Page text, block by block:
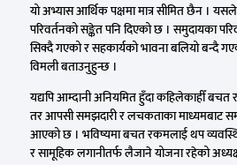
यो अभ्यास आर्थिक पक्षमा मात्र सीमित छैन ।
परिवर्तनको सङ्केत पनि दिएको छ । समुदायका
सिक्दै गएको र सहकार्यको भावना बलियो बन्दै
विमली बताउनुहुन्छ ।
यद्यपि आम्दानी अनियमित हुँदा कहिलेकाहीँ
तर आपसी समझदारी र लचकताका माध्यमबाट
आएको छ । भविष्यमा बचत रकमलाई थप व्यवस्थित
र सामूहिक लगानीतर्फ लैजाने योजना रहेको